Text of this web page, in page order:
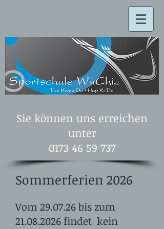
Sie können uns erreichen
unter
0173 46 59 737
Sommerferien 2026
Vom 29.07.26 bis zum
21.08.2026 findet kein